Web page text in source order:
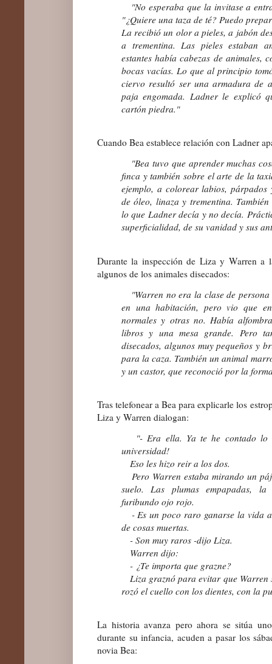
"No esperaba que la invitase a
"¿Quiere una taza de té? Puedo
La recibió un olor a pieles, a jabón
a trementina. Las pieles estaban
estantes había cabezas de animales,
bocas vacías. Lo que al principio
ciervo resultó ser una armadura de
paja engomada. Ladner le explicó
cartón piedra."
Cuando Bea establece relación con Ladner
"Bea tuvo que aprender muchas
finca y también sobre el arte de la
ejemplo, a colorear labios,
de óleo, linaza y trementina.
lo que Ladner decía y no decía.
superficialidad, de su vanidad y sus
Durante la inspección de Liza y Warren a
algunos de los animales disecados:
"Warren no era la clase de persona
en una habitación, pero vio que
normales y otras no. Había
libros y una mesa grande. Pero
disecados, algunos muy pequeños y
para la caza. También un animal
y un castor, que reconoció por la
Tras telefonear a Bea para explicarle los
Liza y Warren dialogan:
"- Era ella. Ya te he contado lo
universidad!
Eso les hizo reir a los dos.
Pero Warren estaba mirando un
suelo. Las plumas empapadas,
furibundo ojo rojo.
- Es un poco raro ganarse la vida
de cosas muertas.
- Son muy raros -dijo Liza.
Warren dijo:
- ¿Te importa que grazne?
Liza graznó para evitar que Warren
rozó el cuello con los dientes, con la
La historia avanza pero ahora se sitúa
durante su infancia, acuden a pasar los
novia Bea: